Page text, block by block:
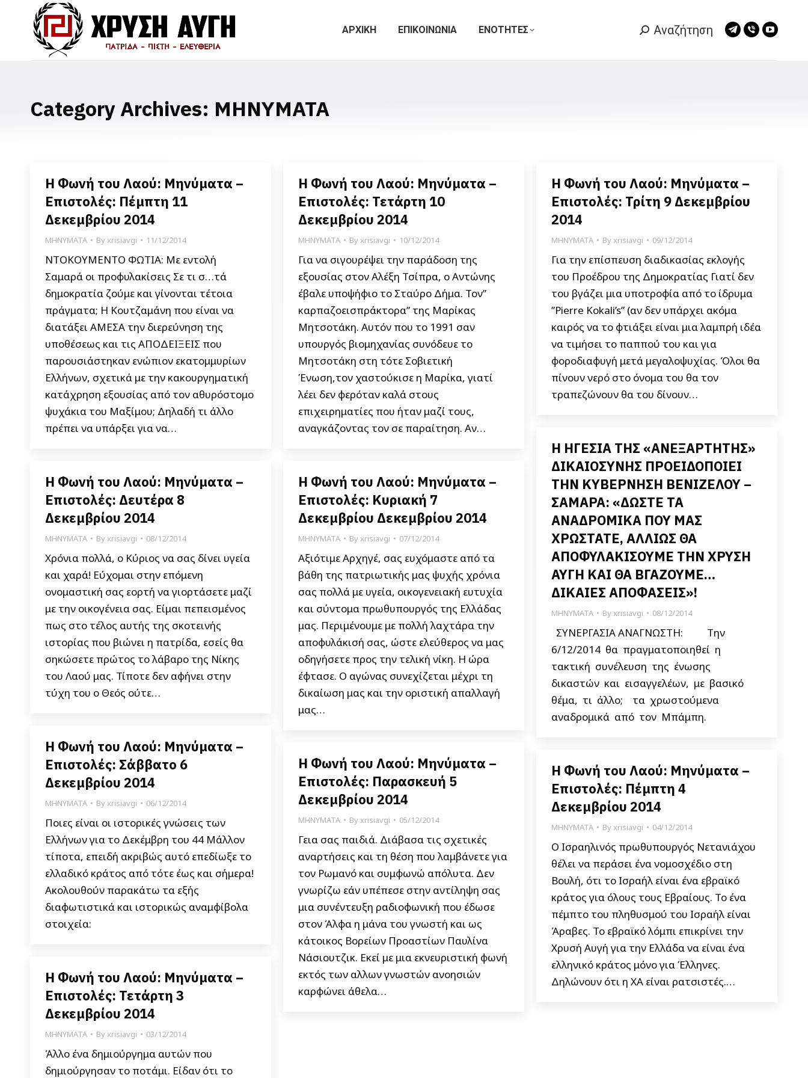
ΑΡΧΙΚΗ ΕΠΙΚΟΙΝΩΝΙΑ ΕΝΟΤΗΤΕΣ Search:
Αναζήτηση
Telegram
Viber
Category Archives: ΜΗΝΥΜΑΤΑ
Η Φωνή του Λαού: Μηνύματα –
Επιστολές: Πέμπτη 11
Δεκεμβρίου 2014
ΜΗΝΥΜΑΤΑ Byxrisiavgi 11/12/2014
ΝΤΟΚΟΥΜΕΝΤΟ ΦΩΤΙΑ: Με εντολή
Σαμαρά οι προφυλακίσεις Σε τι σ…τά
δημοκρατία ζούμε και γίνονται τέτοια
πράγματα; Η Κουτζαμάνη που είναι να
διατάξει ΑΜΕΣΑ την διερεύνηση της
υποθέσεως και τις ΑΠΟΔΕΙΞΕΙΣ που
παρουσιάστηκαν ενώπιον εκατομμυρίων
Ελλήνων, σχετικά με την κακουργηματική
κατάχρηση εξουσίας από τον αθυρόστομο
ψυχάκια του Μαξίμου; Δηλαδή τι άλλο
πρέπει να υπάρξει για να…
Η Φωνή του Λαού: Μηνύματα –
Επιστολές: Τετάρτη 10
Δεκεμβρίου 2014
ΜΗΝΥΜΑΤΑ Byxrisiavgi 10/12/2014
Για να σιγουρέψει την παράδοση της
εξουσίας στον Αλέξη Τσίπρα, ο Αντώνης
έβαλε υποψήφιο το Σταύρο Δήμα. Τον”
καρπαζοεισπράκτορα” της Μαρίκας
Μητσοτάκη. Αυτόν που το 1991 σαν
υπουργός βιομηχανίας συνόδευε το
Μητσοτάκη στη τότε Σοβιετική
Ένωση,τον χαστούκισε η Μαρίκα, γιατί
λέει δεν φερόταν καλά στους
επιχειρηματίες που ήταν μαζί τους,
αναγκάζοντας τον σε παραίτηση. Αν…
Η Φωνή του Λαού: Μηνύματα –
Επιστολές: Τρίτη 9 Δεκεμβρίου
2014
ΜΗΝΥΜΑΤΑ Byxrisiavgi 09/12/2014
Για την επίσπευση διαδικασίας εκλογής
του Προέδρου της Δημοκρατίας Γιατί δεν
του βγάζει μια υποτροφία από το ίδρυμα
”Pierre Kokali’s” (αν δεν υπάρχει ακόμα
καιρός να το φτιάξει είναι μια λαμπρή ιδέα
να τιμήσει το παππού του και για
φοροδιαφυγή μετά μεγαλοψυχίας. Όλοι θα
πίνουν νερό στο όνομα του θα τον
τραπεζώνουν θα του δίνουν…
Η ΗΓΕΣΙΑ ΤΗΣ «ΑΝΕΞΑΡΤΗΤΗΣ»
ΔΙΚΑΙΟΣΥΝΗΣ ΠΡΟΕΙΔΟΠΟΙΕΙ
ΤΗΝ ΚΥΒΕΡΝΗΣΗ ΒΕΝΙΖΕΛΟΥ –
ΣΑΜΑΡΑ: «ΔΩΣΤΕ ΤΑ
ΑΝΑΔΡΟΜΙΚΑ ΠΟΥ ΜΑΣ
ΧΡΩΣΤΑΤΕ, ΑΛΛΙΩΣ ΘΑ
ΑΠΟΦΥΛΑΚΙΣΟΥΜΕ ΤΗΝ ΧΡΥΣΗ
ΑΥΓΗ ΚΑΙ ΘΑ ΒΓΑΖΟΥΜΕ…
ΔΙΚΑΙΕΣ ΑΠΟΦΑΣΕΙΣ»!
ΜΗΝΥΜΑΤΑ Byxrisiavgi 08/12/2014
ΣΥΝΕΡΓΑΣΙΑ ΑΝΑΓΝΩΣΤΗ: Την
6/12/2014 θα πραγματοποιηθεί η
τακτική συνέλευση της ένωσης
δικαστών και εισαγγελέων, με βασικό
θέμα, τι άλλο; τα χρωστούμενα
αναδρομικά από τον Μπάμπη.
Η Φωνή του Λαού: Μηνύματα –
Επιστολές: Δευτέρα 8
Δεκεμβρίου 2014
ΜΗΝΥΜΑΤΑ Byxrisiavgi 08/12/2014
Χρόνια πολλά, ο Κύριος να σας δίνει υγεία
και χαρά! Εύχομαι στην επόμενη
ονομαστική σας εορτή να γιορτάσετε μαζί
με την οικογένεια σας. Είμαι πεπεισμένος
πως στο τέλος αυτής της σκοτεινής
ιστορίας που βιώνει η πατρίδα, εσείς θα
σηκώσετε πρώτος το λάβαρο της Νίκης
του Λαού μας. Τίποτε δεν αφήνει στην
τύχη του ο Θεός ούτε…
Η Φωνή του Λαού: Μηνύματα –
Επιστολές: Κυριακή 7
Δεκεμβρίου Δεκεμβρίου 2014
ΜΗΝΥΜΑΤΑ Byxrisiavgi 07/12/2014
Αξιότιμε Αρχηγέ, σας ευχόμαστε από τα
βάθη της πατριωτικής μας ψυχής χρόνια
σας πολλά με υγεία, οικογενειακή ευτυχία
και σύντομα πρωθυπουργός της Ελλάδας
μας. Περιμένουμε με πολλή λαχτάρα την
αποφυλάκισή σας, ώστε ελεύθερος να μας
οδηγήσετε προς την τελική νίκη. Η ώρα
έφτασε. Ο αγώνας συνεχίζεται μέχρι τη
δικαίωση μας και την οριστική απαλλαγή
μας…
Η Φωνή του Λαού: Μηνύματα –
Επιστολές: Σάββατο 6
Δεκεμβρίου 2014
ΜΗΝΥΜΑΤΑ Byxrisiavgi 06/12/2014
Ποιες είναι οι ιστορικές γνώσεις των
Ελλήνων για το Δεκέμβρη του 44 Μάλλον
τίποτα, επειδή ακριβώς αυτό επεδίωξε το
ελλαδικό κράτος από τότε έως και σήμερα!
Ακολουθούν παρακάτω τα εξής
διαφωτιστικά και ιστορικώς αναμφίβολα
στοιχεία:
Η Φωνή του Λαού: Μηνύματα –
Επιστολές: Παρασκευή 5
Δεκεμβρίου 2014
ΜΗΝΥΜΑΤΑ Byxrisiavgi 05/12/2014
Γεια σας παιδιά. Διάβασα τις σχετικές
αναρτήσεις και τη θέση που λαμβάνετε για
τον Ρωμανό και συμφωνώ απόλυτα. Δεν
γνωρίζω εάν υπέπεσε στην αντίληψη σας
μια συνέντευξη ραδιοφωνική που έδωσε
στον Άλφα η μάνα του γνωστή και ως
κάτοικος Βορείων Προαστίων Παυλίνα
Νάσιουτζικ. Εκεί με μια εκνευριστική φωνή
εκτός των αλλων γνωστών ανοησιών
καρφώνει άθελα…
Η Φωνή του Λαού: Μηνύματα –
Επιστολές: Πέμπτη 4
Δεκεμβρίου 2014
ΜΗΝΥΜΑΤΑ Byxrisiavgi 04/12/2014
Ο Ισραηλινός πρωθυπουργός Νετανιάχου
θέλει να περάσει ένα νομοσχέδιο στη
Βουλή, ότι το Ισραήλ είναι ένα εβραϊκό
κράτος για όλους τους Εβραίους. Το ένα
πέμπτο του πληθυσμού του Ισραήλ είναι
Άραβες. Το εβραϊκό λόμπι επικρίνει την
Χρυσή Αυγή για την Ελλάδα να είναι ένα
ελληνικό κράτος μόνο για Έλληνες.
Δηλώνουν ότι η XA είναι ρατσιστές.…
Η Φωνή του Λαού: Μηνύματα –
Επιστολές: Τετάρτη 3
Δεκεμβρίου 2014
ΜΗΝΥΜΑΤΑ Byxrisiavgi 03/12/2014
Άλλο ένα δημιούργημα αυτών που
δημιούργησαν το ποτάμι. Είδαν ότι το